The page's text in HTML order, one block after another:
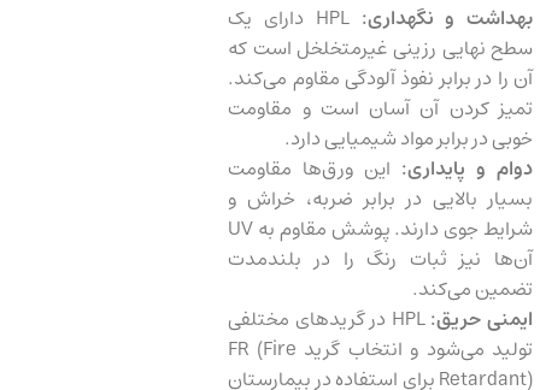
بهداشت و نگهداری:
HPL دارای یک
سطح نهایی رزینی غیرمتخلخل است که
آن را در برابر نفوذ آلودگی مقاوم می‌کند.
تمیز کردن آن آسان است و مقاومت
خوبی در برابر مواد شیمیایی دارد.
دوام و پایداری: این ورق‌ها مقاومت
بسیار بالایی در برابر ضربه، خراش و
شرایط جوی دارند. پوشش مقاوم به UV
آن‌ها نیز ثبات رنگ را در بلندمدت
تضمین می‌کند.
ایمنی حریق:
HPL در گریدهای مختلفی
تولید می‌شود و انتخاب گرید FR (Fire
Retardant) برای استفاده در بیمارستان